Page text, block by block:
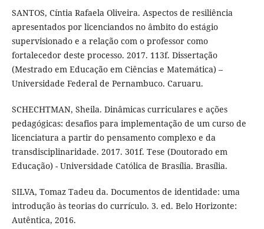
SANTOS, Cíntia Rafaela Oliveira. Aspectos de resiliência
apresentados por licenciandos no âmbito do estágio
supervisionado e a relação com o professor como
fortalecedor deste processo. 2017. 113f. Dissertação
(Mestrado em Educação em Ciências e Matemática) –
Universidade Federal de Pernambuco. Caruaru.
SCHECHTMAN, Sheila. Dinâmicas curriculares e ações
pedagógicas: desafios para implementação de um curso de
licenciatura a partir do pensamento complexo e da
transdisciplinaridade. 2017. 301f. Tese (Doutorado em
Educação) - Universidade Católica de Brasília. Brasília.
SILVA, Tomaz Tadeu da. Documentos de identidade: uma
introdução às teorias do currículo. 3. ed. Belo Horizonte:
Autêntica, 2016.